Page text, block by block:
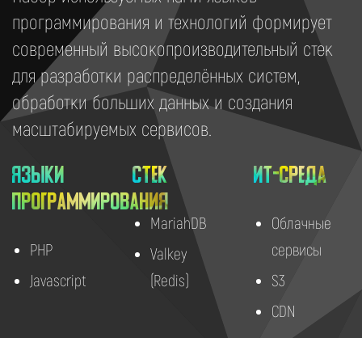
программирования и технологий формирует
современный высокопроизводительный стек
для разработки распределённых систем,
обработки больших данных и создания
масштабируемых сервисов.
Языки
программирования
PHP
Javascript
Стек
MariahDB
Valkey
(Redis)
ИТ-среда
Облачные
сервисы
S3
CDN